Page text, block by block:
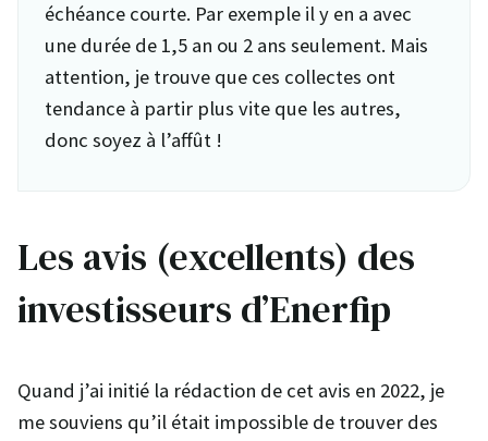
échéance courte. Par exemple il y en a avec
une durée de 1,5 an ou 2 ans seulement. Mais
attention, je trouve que ces collectes ont
tendance à partir plus vite que les autres,
donc soyez à l’affût !
Les avis (excellents) des
investisseurs d’Enerfip
Quand j’ai initié la rédaction de cet avis en 2022, je
me souviens qu’il était impossible de trouver des